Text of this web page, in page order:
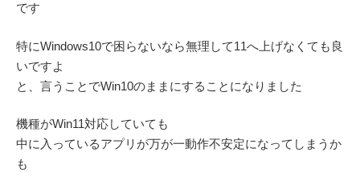
です
特にWindows10で困らないなら無理して11へ上げなくても良
いですよ
と、言うことでWin10のままにすることになりました
機種がWin11対応していても
中に入っているアプリが万が一動作不安定になってしまうか
も